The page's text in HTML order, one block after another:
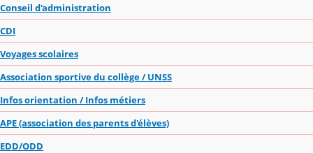
Conseil d'administration
CDI
Voyages scolaires
Association sportive du collège / UNSS
Infos orientation / Infos métiers
APE (association des parents d'élèves)
EDD/ODD